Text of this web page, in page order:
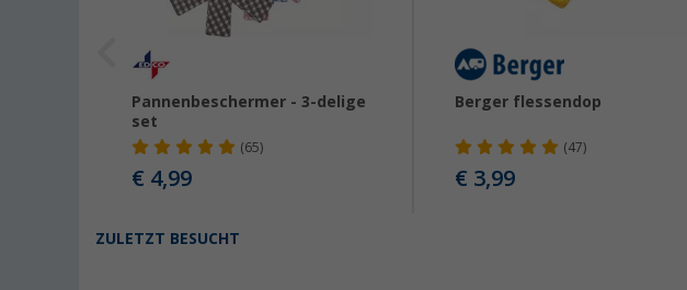
Pannenbeschermer - 3-delige
set
(65)
€ 4,99
Berger flessendop
(47)
€ 3,99
ZULETZT BESUCHT